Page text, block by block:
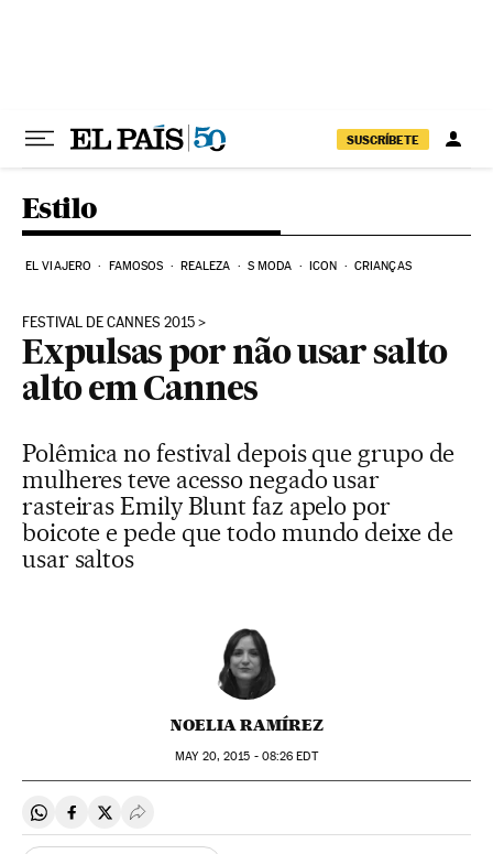
SUSCRÍBETE
Estilo
EL VIAJERO FAMOSOS REALEZA S MODA ICON CRIANÇAS
FESTIVAL DE CANNES 2015
Expulsas por não usar salto
alto em Cannes
Polêmica no festival depois que grupo de
mulheres teve acesso negado usar
rasteiras Emily Blunt faz apelo por
boicote e pede que todo mundo deixe de
usar saltos
NOELIA RAMÍREZ
MAY20, 2015 - 08:26 EDT
Compartir en Whatsapp
Compartir en Facebook
Compartir en Twitter
Desplegar Redes Sociales